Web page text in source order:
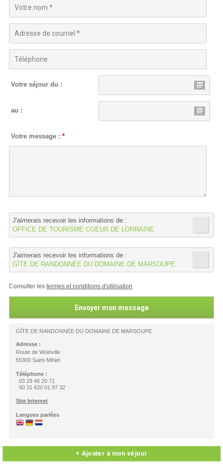
Votre séjour du :
au :
Votre message :*
J'aimerais recevoir les informations de :
OFFICE DE TOURISME COEUR DE LORRAINE
J'aimerais recevoir les informations de :
GÎTE DE RANDONNÉE DU DOMAINE DE MARSOUPE
Consulter lestermes et conditions d'utilisation
GÎTE DE RANDONNÉE DU DOMAINE DE MARSOUPE
Adresse :
Route de Woinville
55300 Saint-Mihiel
Téléphone :
03 29 46 20 71
00 31 620 01 97 32
Site Internet
Langues parlées
+ Ajouter à mon séjour